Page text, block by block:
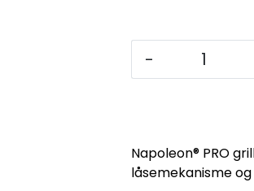
-
Napoleon® PRO
låsemekanisme